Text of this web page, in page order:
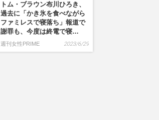
トム・ブラウン布川ひろき、
過去に「かき氷を食べながら
ファミレスで寝落ち」報道で
謝罪も、今度は終電で寝…
週刊女性PRIME 2023/6/29